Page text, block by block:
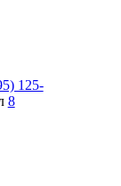
125-
8